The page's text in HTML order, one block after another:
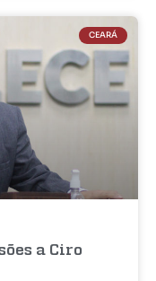
CEARÁ
a Ciro